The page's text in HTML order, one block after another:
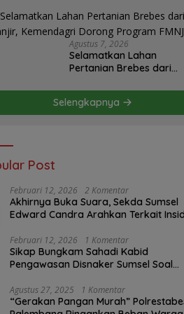
Konfirmasi GM PLN UID
S2JB Terkesan Tutup
Agustus 7, 2026
Selamatkan Lahan
Pertanian Brebes dari
Dorong Program FMNJP
Selengkapnya
Post
Februari 12, 2026 2 Komentar
Akhirnya Buka Suara, Sekda Sumsel
Edward Candra Arahkan Terkait
Februari 12, 2026 1 Komentar
Sikap Bungkam Sahadi Kabid
Pengawasan Disnaker Sumsel Soal
Pengawasan K3?
Agustus 27, 2025 1 Komentar
“Gerakan Pangan Murah”